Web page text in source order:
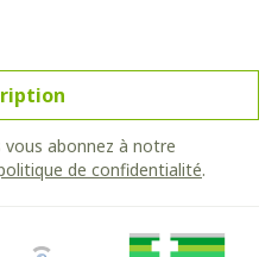
vous abonnez à notre
de confidentialité.